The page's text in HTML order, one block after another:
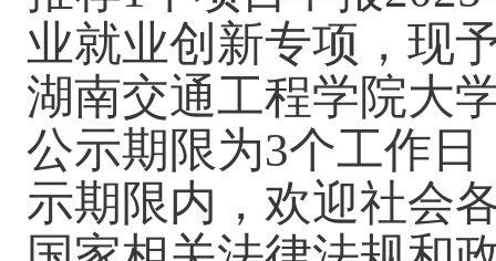
业就业创新专项，现
湖南交通工程学院大
公示期限为3个工作日
示期限内，欢迎社会